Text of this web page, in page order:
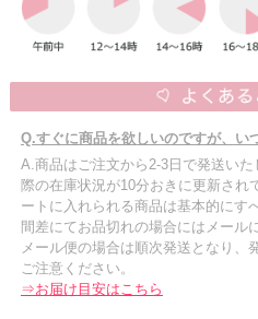
Q.すぐに商品を欲しいのですが、い
A.商品はご注文から2-3日で発送い
際の在庫状況が10分おきに更新され
ートに入れられる商品は基本的にす
間差にてお品切れの場合にはメール
メール便の場合は順次発送となり、
ご注意ください。
⇒お届け目安はこちら